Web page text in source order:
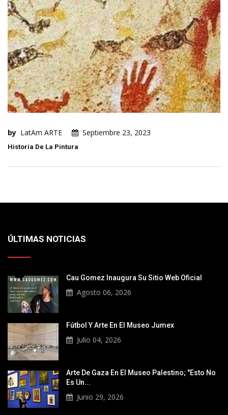
by LatAm ARTE Septiembre 23, 2023
Historia De La Pintura
ÚLTIMAS NOTICIAS
Cau Gomez Inaugura Su Sitio Web Oficial
Agosto 06, 2026
Fútbol Y Arte En El Museo Jumex
Julio 04, 2026
Arte De Gaza En El Museo Palestino; "Esto No
Es Un...
Junio 29, 2026